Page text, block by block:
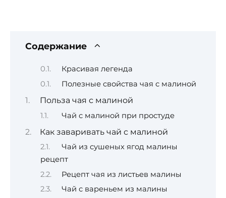
Содержание
Красивая легенда
Полезные свойства чая с малиной
Польза чая с малиной
Чай с малиной при простуде
Как заваривать чай с малиной
Чай из сушеных ягод малины
рецепт
Рецепт чая из листьев малины
Чай с вареньем из малины